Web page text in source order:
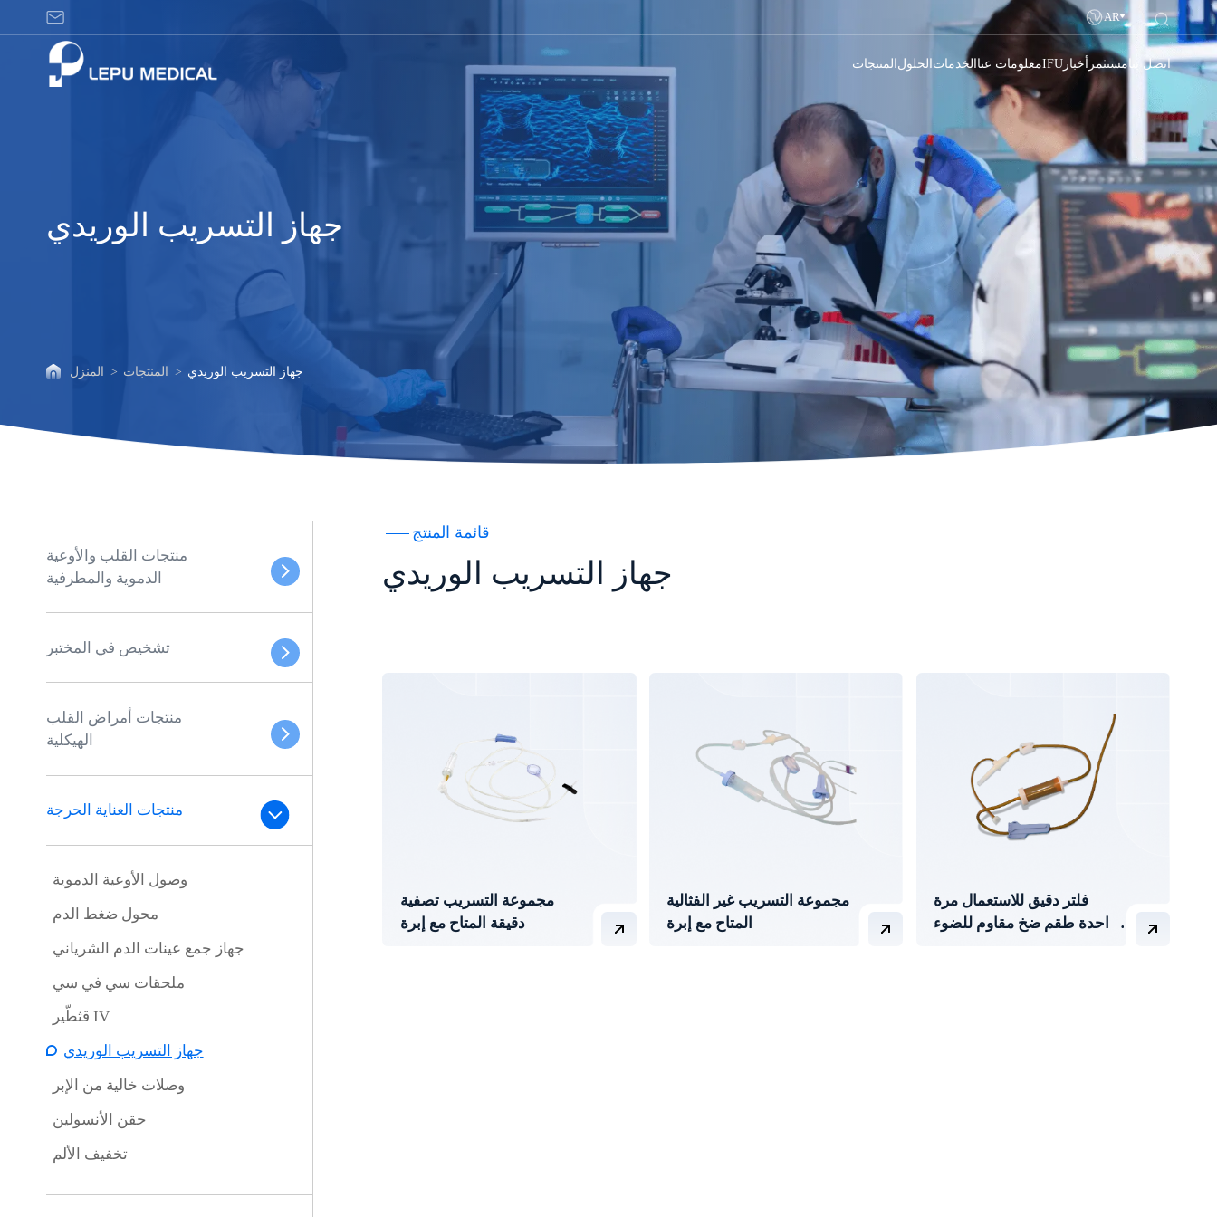
التسريب
AR
المنتجاتالحلولالخدماتمعلومات عناIFUأخبار مستثمراتصل بنا
جهاز التسريب الوريدي
المنزل > المنتجات > جهاز التسريب الوريدي
منتجات القلب والأوعية
الدموية والمطرفية
تشخيص في المختبر
منتجات أمراض القلب
الهيكلية
منتجات العناية الحرجة
وصول الأوعية الدموية
محول ضغط الدم
جهاز جمع عينات الدم الشرياني
ملحقات سي في سي
قثطّير IV
جهاز التسريب الوريدي
وصلات خالية من الإبر
حقن الأنسولين
تخفيف الألم
قائمة المنتج
جهاز التسريب الوريدي
مجموعة التسريب تصفية
دقيقة المتاح مع إبرة
مجموعة التسريب غير الفثالية
المتاح مع إبرة
فلتر دقيق للاستعمال مرة
واحدة طقم ضخ مقاوم للضوء